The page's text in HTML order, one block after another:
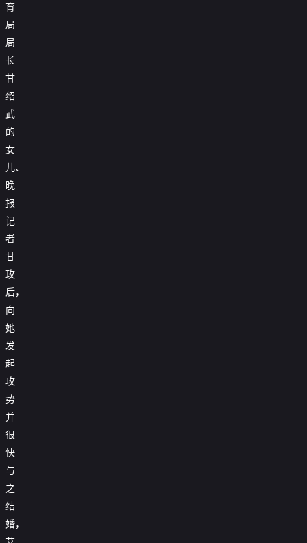
育
局
局
长
甘
绍
武
的
女
儿、
晚
报
记
者
甘
玫
后，
向
她
发
起
攻
势
并
很
快
与
之
结
婚，